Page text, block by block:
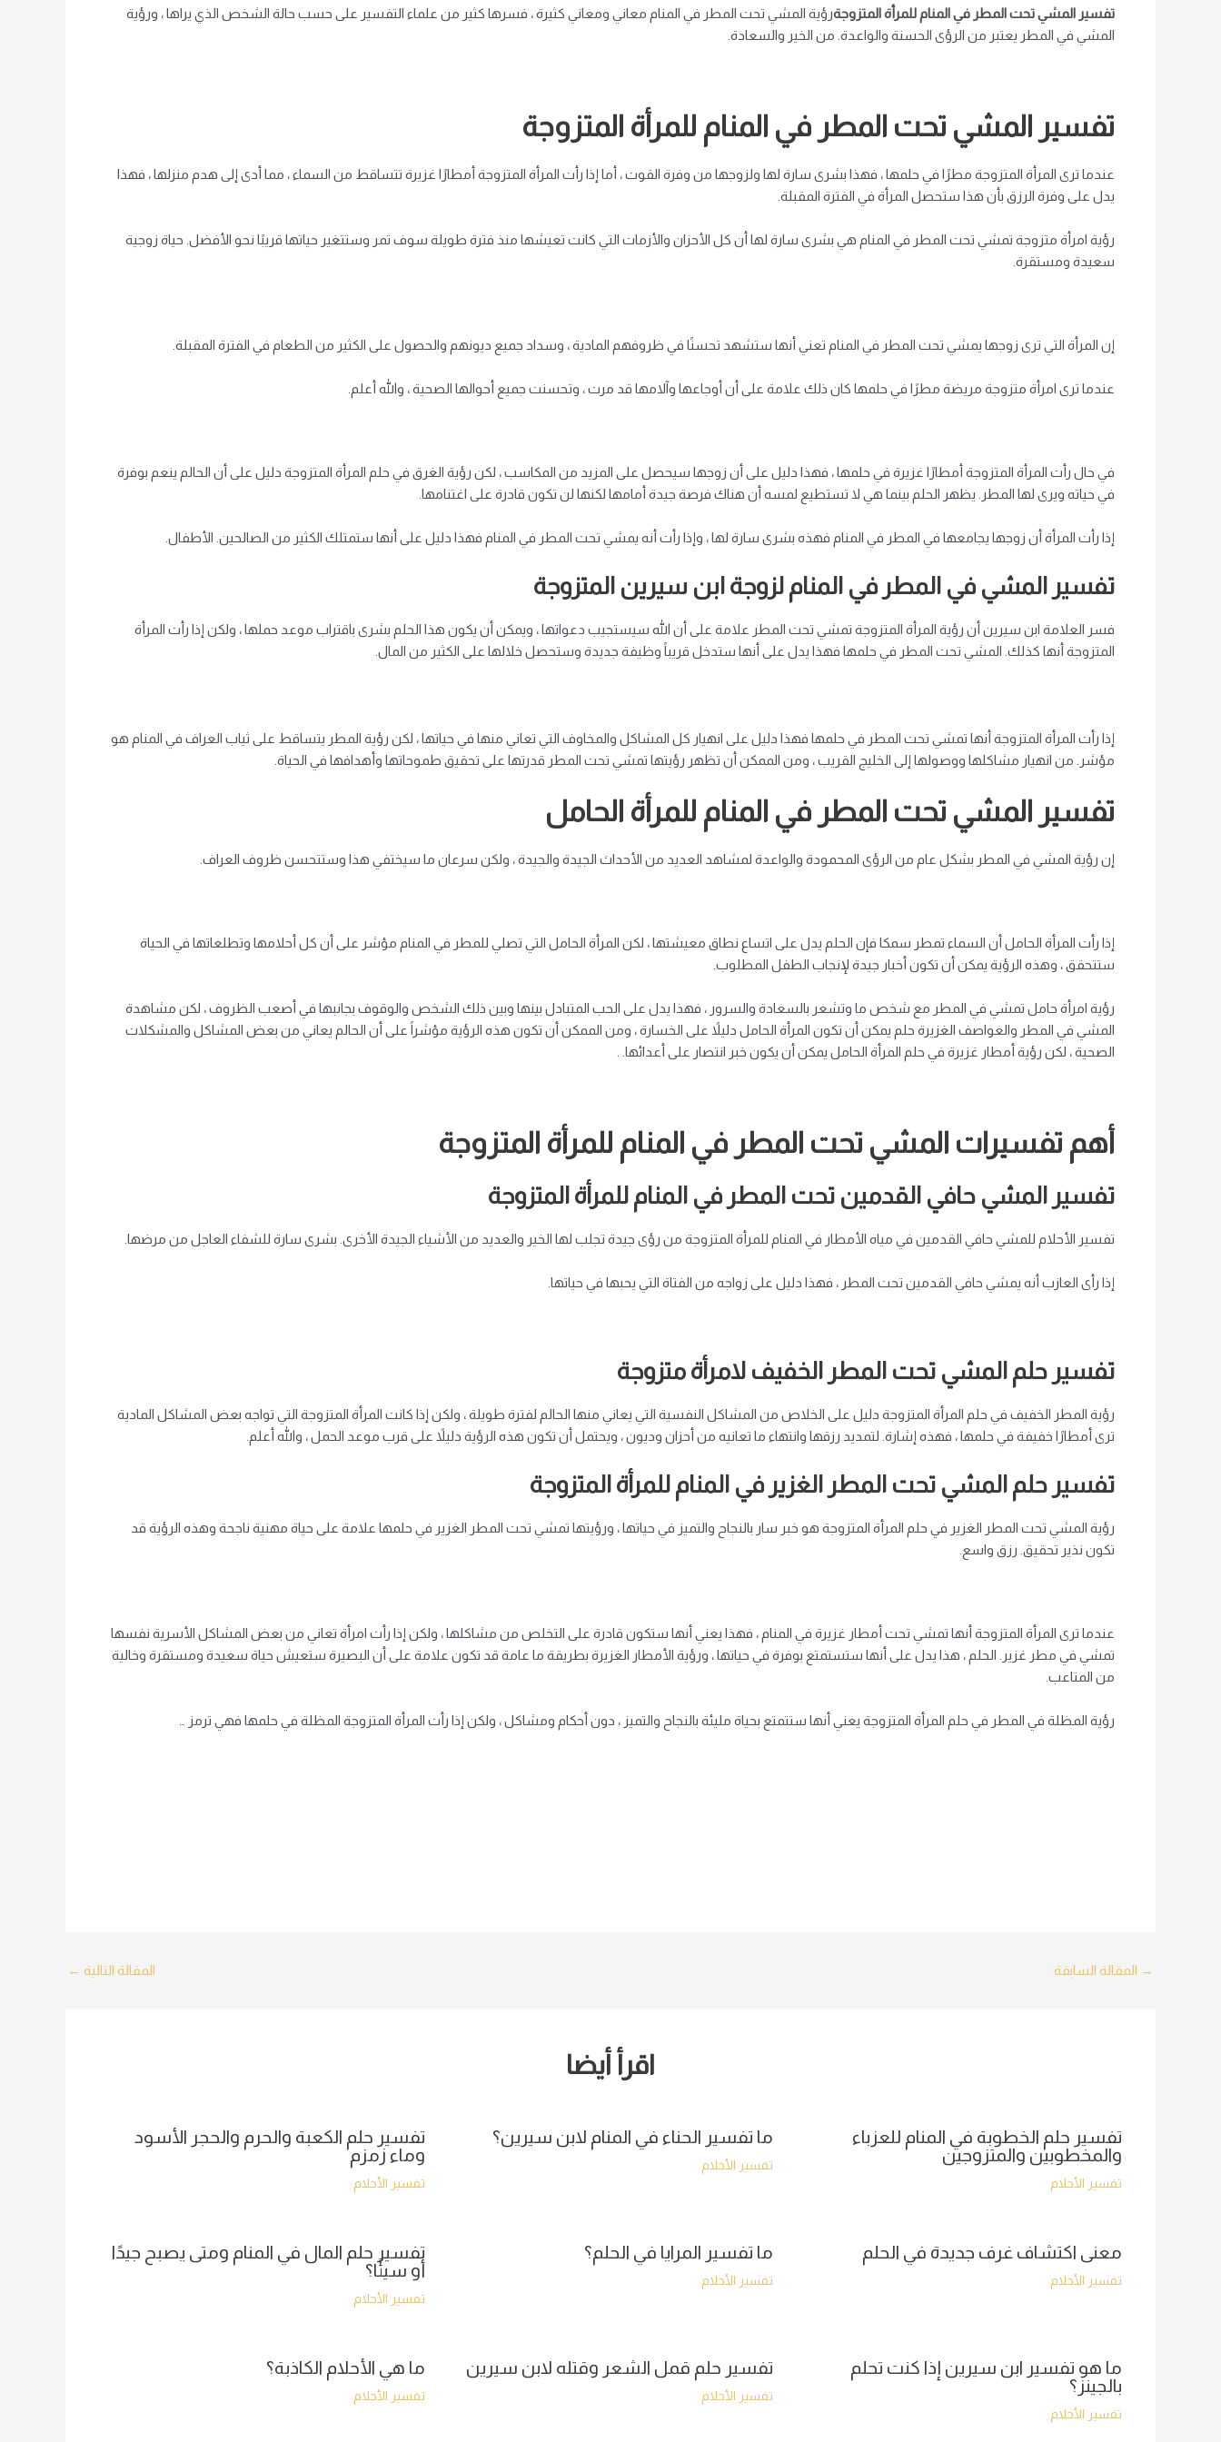
تفسير المشي تحت المطر في المنام للمرأة المتزوجةرؤية المشي تحت المطر في المنام معاني ومعاني كثيرة ، فسرها كثير من علماء التفسير على حسب حالة الشخص الذي يراها ، ورؤية
المشي في المطر يعتبر من الرؤى الحسنة والواعدة. من الخير والسعادة.
تفسير المشي تحت المطر في المنام للمرأة المتزوجة
عندما ترى المرأة المتزوجة مطرًا في حلمها ، فهذا بشرى سارة لها ولزوجها من وفرة القوت ، أما إذا رأت المرأة المتزوجة أمطارًا غزيرة تتساقط من السماء ، مما أدى إلى هدم منزلها ، فهذا
يدل على وفرة الرزق بأن هذا ستحصل المرأة في الفترة المقبلة.
رؤية امرأة متزوجة تمشي تحت المطر في المنام هي بشرى سارة لها أن كل الأحزان والأزمات التي كانت تعيشها منذ فترة طويلة سوف تمر وستتغير حياتها قريبًا نحو الأفضل. حياة زوجية
سعيدة ومستقرة.
إن المرأة التي ترى زوجها يمشي تحت المطر في المنام تعني أنها ستشهد تحسنًا في ظروفهم المادية ، وسداد جميع ديونهم والحصول على الكثير من الطعام في الفترة المقبلة.
عندما ترى امرأة متزوجة مريضة مطرًا في حلمها كان ذلك علامة على أن أوجاعها وآلامها قد مرت ، وتحسنت جميع أحوالها الصحية ، والله أعلم.
في حال رأت المرأة المتزوجة أمطارًا غزيرة في حلمها ، فهذا دليل على أن زوجها سيحصل على المزيد من المكاسب ، لكن رؤية الغرق في حلم المرأة المتزوجة دليل على أن الحالم ينعم بوفرة
في حياته ويرى لها المطر. يظهر الحلم بينما هي لا تستطيع لمسه أن هناك فرصة جيدة أمامها لكنها لن تكون قادرة على اغتنامها.
إذا رأت المرأة أن زوجها يجامعها في المطر في المنام فهذه بشرى سارة لها ، وإذا رأت أنه يمشي تحت المطر في المنام فهذا دليل على أنها ستمتلك الكثير من الصالحين. الأطفال.
تفسير المشي في المطر في المنام لزوجة ابن سيرين المتزوجة
فسر العلامة ابن سيرين أن رؤية المرأة المتزوجة تمشي تحت المطر علامة على أن الله سيستجيب دعواتها ، ويمكن أن يكون هذا الحلم بشرى باقتراب موعد حملها ، ولكن إذا رأت المرأة
المتزوجة أنها كذلك. المشي تحت المطر في حلمها فهذا يدل على أنها ستدخل قريباً وظيفة جديدة وستحصل خلالها على الكثير من المال.
إذا رأت المرأة المتزوجة أنها تمشي تحت المطر في حلمها فهذا دليل على انهيار كل المشاكل والمخاوف التي تعاني منها في حياتها ، لكن رؤية المطر يتساقط على ثياب العراف في المنام هو
مؤشر. من انهيار مشاكلها ووصولها إلى الخليج القريب ، ومن الممكن أن تظهر رؤيتها تمشي تحت المطر قدرتها على تحقيق طموحاتها وأهدافها في الحياة.
تفسير المشي تحت المطر في المنام للمرأة الحامل
إن رؤية المشي في المطر بشكل عام من الرؤى المحمودة والواعدة لمشاهد العديد من الأحداث الجيدة والجيدة ، ولكن سرعان ما سيختفي هذا وستتحسن ظروف العراف.
إذا رأت المرأة الحامل أن السماء تمطر سمكا فإن الحلم يدل على اتساع نطاق معيشتها ، لكن المرأة الحامل التي تصلي للمطر في المنام مؤشر على أن كل أحلامها وتطلعاتها في الحياة
ستتحقق ، وهذه الرؤية يمكن أن تكون أخبار جيدة لإنجاب الطفل المطلوب.
رؤية امرأة حامل تمشي في المطر مع شخص ما وتشعر بالسعادة والسرور ، فهذا يدل على الحب المتبادل بينها وبين ذلك الشخص والوقوف بجانبها في أصعب الظروف ، لكن مشاهدة
المشي في المطر والعواصف الغزيرة حلم يمكن أن تكون المرأة الحامل دليلاً على الخسارة ، ومن الممكن أن تكون هذه الرؤية مؤشراً على أن الحالم يعاني من بعض المشاكل والمشكلات
الصحية ، لكن رؤية أمطار غزيرة في حلم المرأة الحامل يمكن أن يكون خبر انتصار على أعدائها. .
أهم تفسيرات المشي تحت المطر في المنام للمرأة المتزوجة
تفسير المشي حافي القدمين تحت المطر في المنام للمرأة المتزوجة
تفسير الأحلام للمشي حافي القدمين في مياه الأمطار في المنام للمرأة المتزوجة من رؤى جيدة تجلب لها الخير والعديد من الأشياء الجيدة الأخرى. بشرى سارة للشفاء العاجل من مرضها.
إذا رأى العازب أنه يمشي حافي القدمين تحت المطر ، فهذا دليل على زواجه من الفتاة التي يحبها في حياتها.
تفسير حلم المشي تحت المطر الخفيف لامرأة متزوجة
رؤية المطر الخفيف في حلم المرأة المتزوجة دليل على الخلاص من المشاكل النفسية التي يعاني منها الحالم لفترة طويلة ، ولكن إذا كانت المرأة المتزوجة التي تواجه بعض المشاكل المادية
ترى أمطارًا خفيفة في حلمها ، فهذه إشارة. لتمديد رزقها وانتهاء ما تعانيه من أحزان وديون ، ويحتمل أن تكون هذه الرؤية دليلاً على قرب موعد الحمل ، والله أعلم.
تفسير حلم المشي تحت المطر الغزير في المنام للمرأة المتزوجة
رؤية المشي تحت المطر الغزير في حلم المرأة المتزوجة هو خبر سار بالنجاح والتميز في حياتها ، ورؤيتها تمشي تحت المطر الغزير في حلمها علامة على حياة مهنية ناجحة وهذه الرؤية قد
تكون نذير تحقيق. رزق واسع.
عندما ترى المرأة المتزوجة أنها تمشي تحت أمطار غزيرة في المنام ، فهذا يعني أنها ستكون قادرة على التخلص من مشاكلها ، ولكن إذا رأت امرأة تعاني من بعض المشاكل الأسرية نفسها
تمشي في مطر غزير. الحلم ، هذا يدل على أنها ستستمتع بوفرة في حياتها ، ورؤية الأمطار الغزيرة بطريقة ما عامة قد تكون علامة على أن البصيرة ستعيش حياة سعيدة ومستقرة وخالية
من المتاعب.
رؤية المظلة في المطر في حلم المرأة المتزوجة يعني أنها ستتمتع بحياة مليئة بالنجاح والتميز ، دون أحكام ومشاكل ، ولكن إذا رأت المرأة المتزوجة المظلة في حلمها فهي ترمز …
Post
→ المقالة السابقة المقالة التالية ←
اقرأ أيضا
تفسير حلم الخطوبة في المنام للعزباء
والمخطوبين والمتزوجين
تفسير الأحلام
ما تفسير الحناء في المنام لابن سيرين؟
تفسير الأحلام
تفسير حلم الكعبة والحرم والحجر الأسود
وماء زمزم
تفسير الأحلام
معنى اكتشاف غرف جديدة في الحلم
تفسير الأحلام
ما تفسير المرايا في الحلم؟
تفسير الأحلام
تفسير حلم المال في المنام ومتى يصبح جيدًا
أو سيئًا؟
تفسير الأحلام
ما هو تفسير ابن سيرين إذا كنت تحلم
بالجينز؟
تفسير الأحلام
تفسير حلم قمل الشعر وقتله لابن سيرين
تفسير الأحلام
ما هي الأحلام الكاذبة؟
تفسير الأحلام